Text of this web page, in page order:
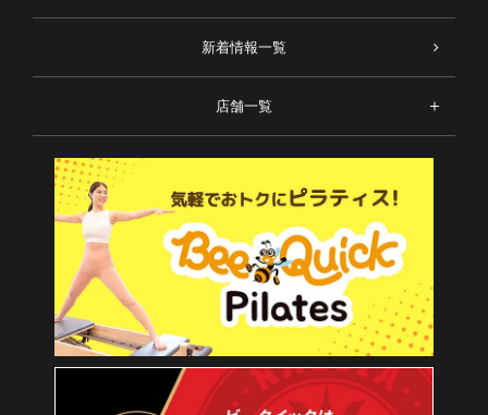
新着情報一覧
店舗一覧